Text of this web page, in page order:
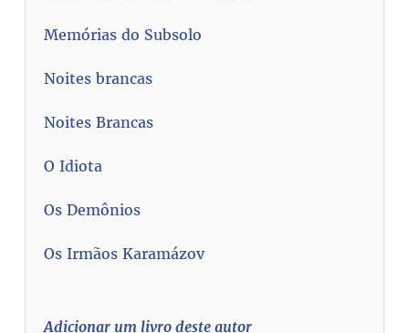
Memórias do Subsolo
Noites brancas
Noites Brancas
O Idiota
Os Demônios
Os Irmãos Karamázov
Adicionar um livro deste autor